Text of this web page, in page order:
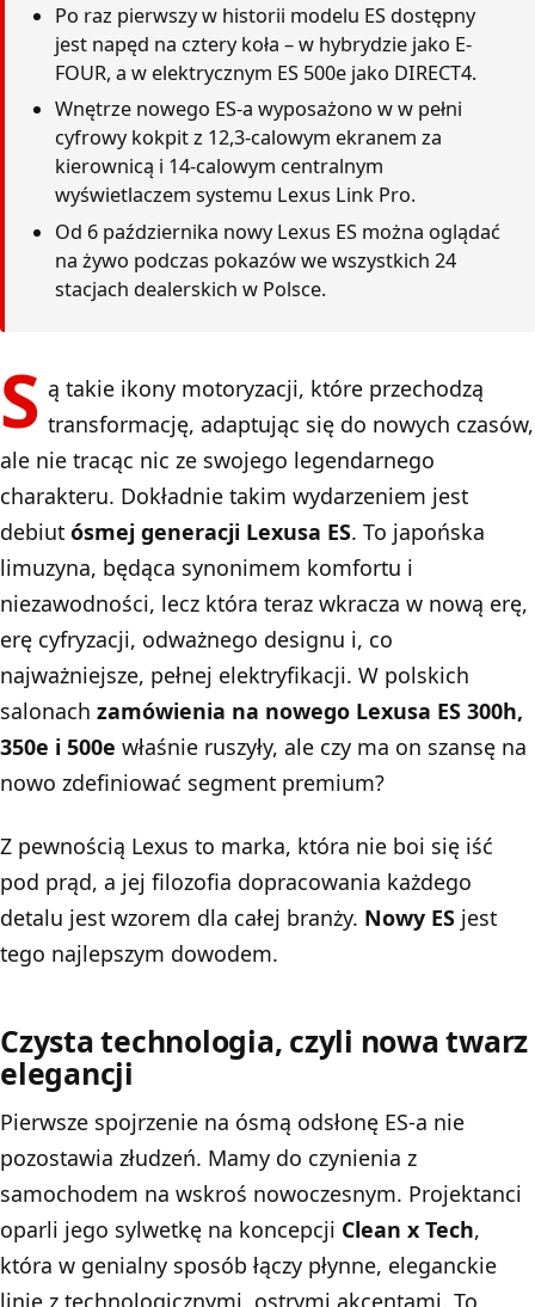
Po raz pierwszy w historii modelu ES dostępny
jest napęd na cztery koła – w hybrydzie jako E-
FOUR, a w elektrycznym ES 500e jako DIRECT4.
Wnętrze nowego ES-a wyposażono w w pełni
cyfrowy kokpit z 12,3-calowym ekranem za
kierownicą i 14-calowym centralnym
wyświetlaczem systemu Lexus Link Pro.
Od 6 października nowy Lexus ES można oglądać
na żywo podczas pokazów we wszystkich 24
stacjach dealerskich w Polsce.
S ą takie ikony motoryzacji, które przechodzą
transformację, adaptując się do nowych czasów,
ale nie tracąc nic ze swojego legendarnego
charakteru. Dokładnie takim wydarzeniem jest
debiut ósmej generacji Lexusa ES. To japońska
limuzyna, będąca synonimem komfortu i
niezawodności, lecz która teraz wkracza w nową erę,
erę cyfryzacji, odważnego designu i, co
najważniejsze, pełnej elektryfikacji. W polskich
salonach zamówienia na nowego Lexusa ES 300h,
350e i 500e właśnie ruszyły, ale czy ma on szansę na
nowo zdefiniować segment premium?
Z pewnością Lexus to marka, która nie boi się iść
pod prąd, a jej filozofia dopracowania każdego
detalu jest wzorem dla całej branży. Nowy ES jest
tego najlepszym dowodem.
Czysta technologia, czyli nowa twarz
elegancji
Pierwsze spojrzenie na ósmą odsłonę ES-a nie
pozostawia złudzeń. Mamy do czynienia z
samochodem na wskroś nowoczesnym. Projektanci
oparli jego sylwetkę na koncepcji Clean x Tech,
która w genialny sposób łączy płynne, eleganckie
linie z technologicznymi, ostrymi akcentami. To